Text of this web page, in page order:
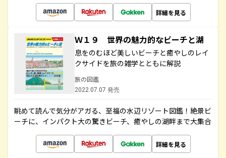
詳細を見る
Ｗ１９ 世界の魅力的なビーチと湖
息をのむほど美しいビーチと癒やしのレイ
クサイドを旅の雑学とともに解説
旅の図鑑
2022.07.07 発売
眺めて読んで気分がアガる、至福の水辺リゾート図鑑！絶景ビ
ーチに、インパクト大の驚きビーチ、癒やしの湖畔まで大集合
詳細を見る